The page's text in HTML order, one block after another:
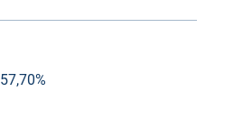
57,70%